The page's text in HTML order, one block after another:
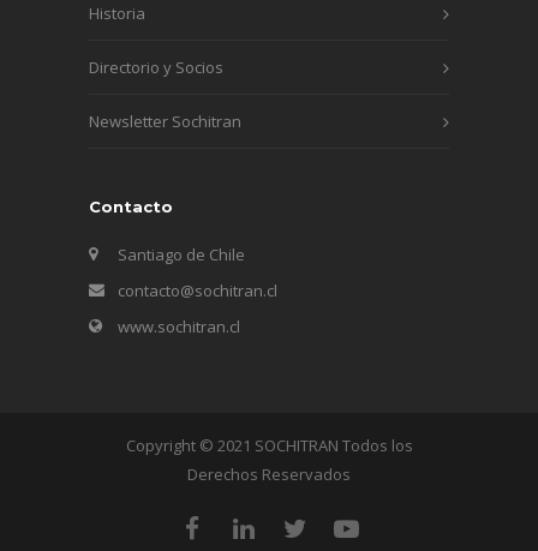
Historia
Directorio y Socios
Newsletter Sochitran
Contacto
Santiago de Chile
contacto@sochitran.cl
www.sochitran.cl
Copyright © 2021 SOCHITRAN Todos los
Derechos Reservados